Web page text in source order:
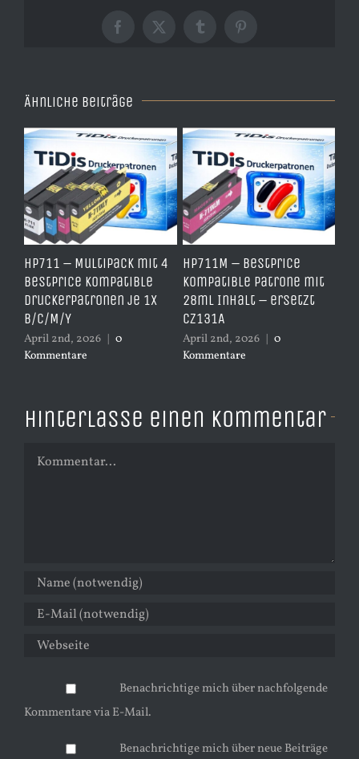
Facebook
X TumblrPinterest
Ähnliche Beiträge
HP711 – Multipack mit 4
BestPrice kompatible
Druckerpatronen je 1x
B/C/M/Y
April 2nd, 2026 | 0
Kommentare
HP711M – BestPrice
kompatible Patrone mit
28ml Inhalt – ersetzt
CZ131A
April 2nd, 2026 | 0
Kommentare
Hinterlasse einen Kommentar
Kommentar
Benachrichtige mich über nachfolgende
Kommentare via E-Mail.
Benachrichtige mich über neue Beiträge